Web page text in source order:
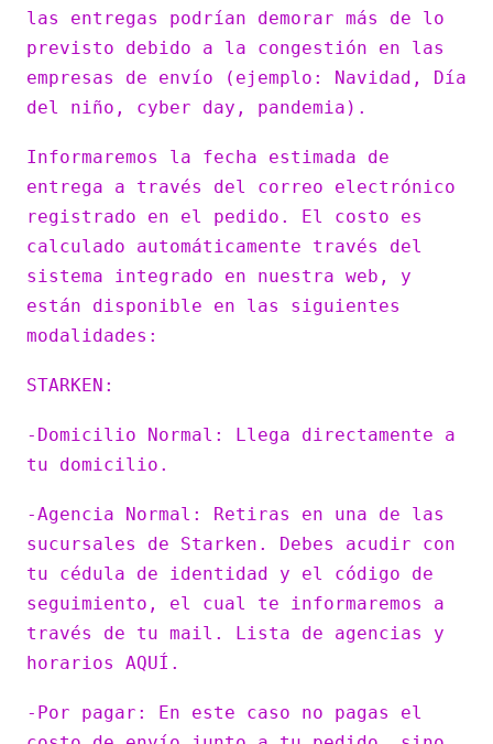
las entregas podrían demorar más de lo
previsto debido a la congestión en las
empresas de envío (ejemplo: Navidad, Día
del niño, cyber day, pandemia).
Informaremos la fecha estimada de
entrega a través del correo electrónico
registrado en el pedido. El costo es
calculado automáticamente través del
sistema integrado en nuestra web, y
están disponible en las siguientes
modalidades:
STARKEN:
-Domicilio Normal: Llega directamente a
tu domicilio.
-Agencia Normal: Retiras en una de las
sucursales de Starken. Debes acudir con
tu cédula de identidad y el código de
seguimiento, el cual te informaremos a
través de tu mail. Lista de agencias y
horarios AQUÍ.
-Por pagar: En este caso no pagas el